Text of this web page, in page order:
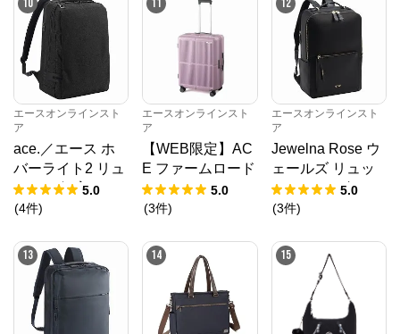
10
エースオンラインスト
ア
ace.／エース ホ
バーライト2 リュ
ック ２気室 B4/1
5.6インチ対応 67
5.0
(4件)
11
エースオンラインスト
ア
【WEB限定】AC
E ファームロード
63/75L スーツケ
ース エキスパン
5.0
(3件)
12
エースオンラインスト
ア
Jewelna Rose ウ
ェールズ リュッ
ク B4サイズ 15.6
インチ収納 本革 1
5.0
(3件)
13 14 15
キプリングオンラインショップ からのコメント
https://www.kipling.jp/shop/default.aspx
ベルギー生まれのバッグブランド、キプリングは、ス
タイリッシュな都市として名高いアントワープが発祥
た3人のデザイナーの手により1987年に誕生しまし
た。 現在では、個性的で遊び心のあるデザインでグロ
ーバルブランドとしての地位を確立し、世界80ヶ国で
展開するベルギーを代表するブランドです。